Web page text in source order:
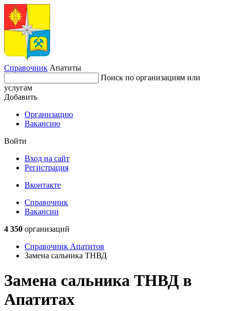
Справочник Апатиты
Поиск по организациям или
услугам
Добавить
Организацию
Вакансию
Войти
Вход на сайт
Регистрация
Вконтакте
Справочник
Вакансии
4 350 организаций
Справочник Апатитов
Замена сальника ТНВД
Замена сальника ТНВД в
Апатитах